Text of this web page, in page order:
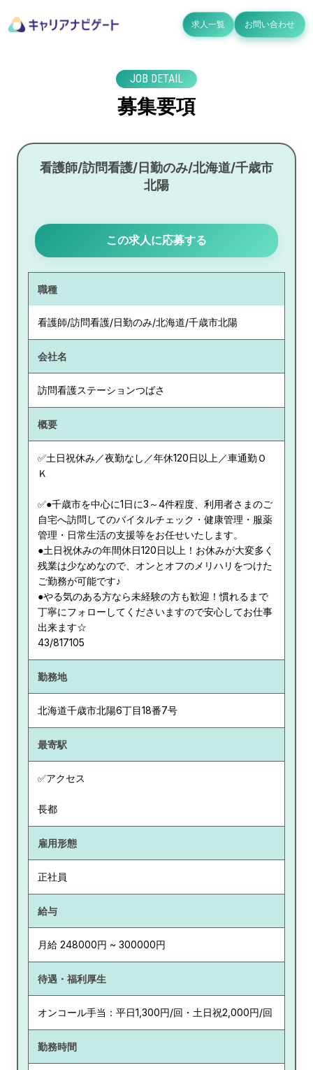
求人一覧 お問い合わせ
JOB DETAIL
募集要項
看護師/訪問看護/日勤のみ/北海道/千歳市
北陽
この求人に応募する
職種
看護師/訪問看護/日勤のみ/北海道/千歳市北陽
会社名
訪問看護ステーションつばさ
概要
✅土日祝休み／夜勤なし／年休120日以上／車通勤Ｏ
Ｋ
✅●千歳市を中心に1日に3～4件程度、利用者さまのご
自宅へ訪問してのバイタルチェック・健康管理・服薬
管理・日常生活の支援等をお任せいたします。
●土日祝休みの年間休日120日以上！お休みが大変多く
残業は少なめなので、オンとオフのメリハリをつけた
ご勤務が可能です♪
●やる気のある方なら未経験の方も歓迎！慣れるまで
丁寧にフォローしてくださいますので安心してお仕事
出来ます☆
43/817105
勤務地
北海道千歳市北陽6丁目18番7号
最寄駅
✅アクセス
長都
雇用形態
正社員
給与
月給 248000円 ~ 300000円
待遇・福利厚生
オンコール手当：平日1,300円/回・土日祝2,000円/回
勤務時間